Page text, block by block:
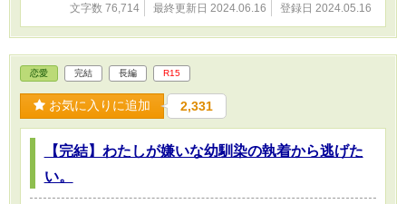
文字数 76,714 最終更新日 2024.06.16 登録日 2024.05.16
恋愛 完結 長編 R15
お気に入りに追加 2,331
【完結】わたしが嫌いな幼馴染の執着から逃げた
い。